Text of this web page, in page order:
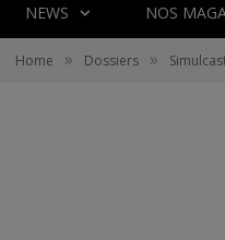
NEWS NOS
Home » Dossiers »